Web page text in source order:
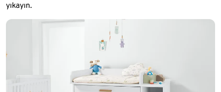
yıkayın.